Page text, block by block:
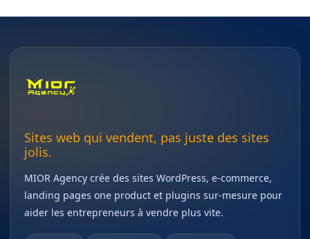
Sites web qui vendent, pas juste des sites
jolis.
MIOR Agency crée des sites WordPress, e-commerce,
landing pages one product et plugins sur-mesure pour
aider les entrepreneurs à vendre plus vite.